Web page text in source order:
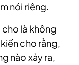
nói riêng.
cho là không
cho rằng,
nào xảy ra,